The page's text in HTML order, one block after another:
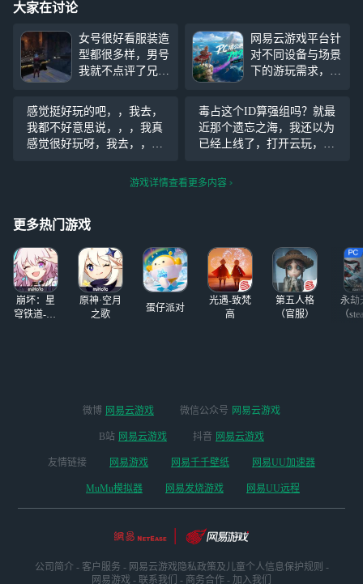
大家在讨论
女号很好看服装造
型都很多样，男号
我就不点评了兄弟
玩法我只玩了一
个，感觉有点恶心
啊角色操控好滑
网易云游戏平台针
对不同设备与场景
下的游玩需求，手
《遗忘之海》PC
端，用手机也能同
步公测畅玩！海上
有期，重逢将至。
动、下半年重点IP
联动等资讯外，还
向每一位船长宣布
正式启航日期——
《遗忘之海》PC
海，遗忘烦恼，快
感觉挺好玩的吧，，我去，
我都不好意思说，，，我真
感觉很好玩呀，我去，，哦
美啊，我去。，，不要骂我
毒占这个ID算强组吗？就最
近那个遗忘之海，我还以为
已经上线了，打开云玩，取
_-||，话说这个名字取完之后
游戏详情查看更多内容
更多热门游戏
崩坏：星
穹铁道-4.4
原神·空月
之歌
蛋仔派对
光遇-致梵
高
第五人格
（官服）
永劫
（
微博 网易云游戏 微信公众号 网易云游戏
B站 网易云游戏 抖音 网易云游戏
友情链接 网易游戏 网易千千壁纸 网易UU加速器
MuMu模拟器 网易发烧游戏 网易UU远程
公司简介 - 客户服务 - 网易云游戏隐私政策及儿童个人信息保护规则 -
网易游戏 - 联系我们 - 商务合作 - 加入我们